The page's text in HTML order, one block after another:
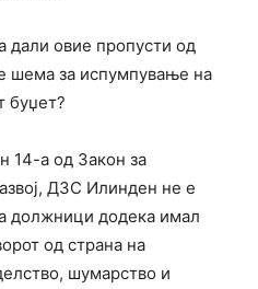
дали овие пропусти од
шема за испумпување на
буџет?
14-а од Закон за
ДЗС Илинден не е
должници додека имал
од страна на
шумарство и